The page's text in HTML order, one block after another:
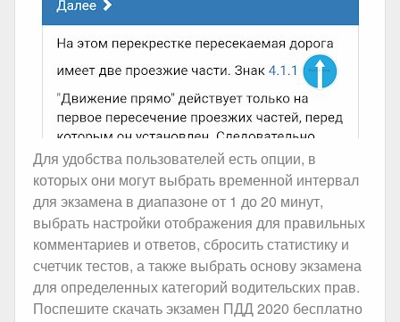
Для удобства пользователей есть опции, в
которых они могут выбрать временной интервал
для экзамена в диапазоне от 1 до 20 минут,
выбрать настройки отображения для правильных
комментариев и ответов, сбросить статистику и
счетчик тестов, а также выбрать основу экзамена
для определенных категорий водительских прав.
Поспешите скачать экзамен ПДД 2020 бесплатно